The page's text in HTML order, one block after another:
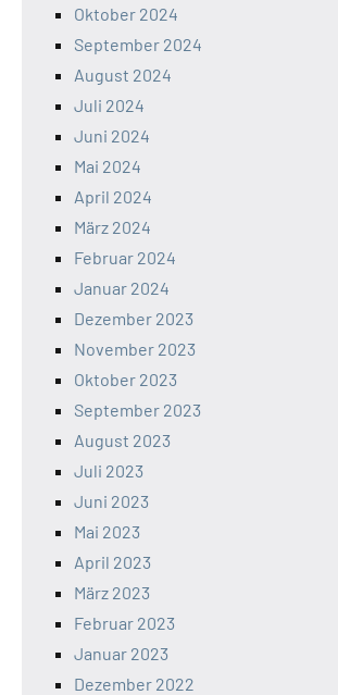
Oktober 2024
September 2024
August 2024
Juli 2024
Juni 2024
Mai 2024
April 2024
März 2024
Februar 2024
Januar 2024
Dezember 2023
November 2023
Oktober 2023
September 2023
August 2023
Juli 2023
Juni 2023
Mai 2023
April 2023
März 2023
Februar 2023
Januar 2023
Dezember 2022